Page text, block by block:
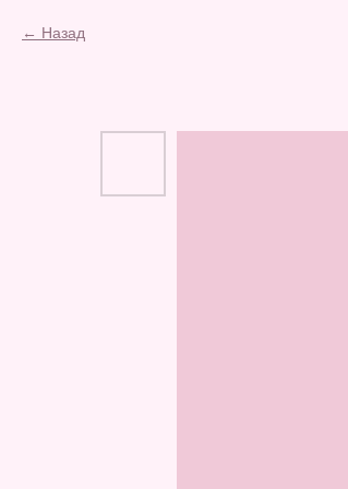
Назад